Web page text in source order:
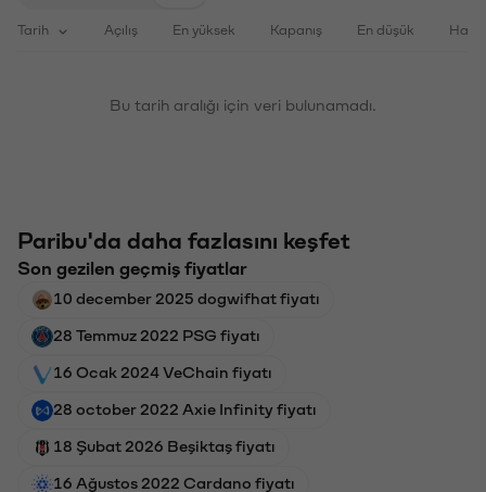
Tarih Açılış En yüksek Kapanış En düşük
Bu tarih aralığı için veri bulunamadı.
Paribu'da daha fazlasını keşfet
Son gezilen geçmiş fiyatlar
10 december 2025 dogwifhat fiyatı
28 Temmuz 2022 PSG fiyatı
16 Ocak 2024 VeChain fiyatı
28 october 2022 Axie Infinity fiyatı
18 Şubat 2026 Beşiktaş fiyatı
16 Ağustos 2022 Cardano fiyatı